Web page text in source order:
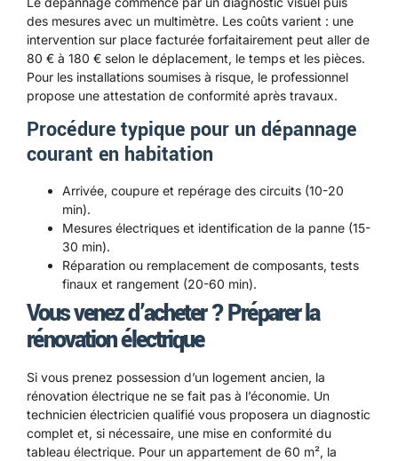
des mesures avec un multimètre. Les coûts varient : une
intervention sur place facturée forfaitairement peut aller de
80 € à 180 € selon le déplacement, le temps et les pièces.
Pour les installations soumises à risque, le professionnel
propose une attestation de conformité après travaux.
Procédure typique pour un dépannage
courant en habitation
Arrivée, coupure et repérage des circuits (10-20
min).
Mesures électriques et identification de la panne (15-
30 min).
Réparation ou remplacement de composants, tests
finaux et rangement (20-60 min).
Vous venez d’acheter ? Préparer la
rénovation électrique
Si vous prenez possession d’un logement ancien, la
rénovation électrique ne se fait pas à l’économie. Un
technicien électricien qualifié vous proposera un diagnostic
complet et, si nécessaire, une mise en conformité du
tableau électrique. Pour un appartement de 60 m², la